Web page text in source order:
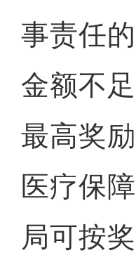
事责任
金额不
最高奖
医疗保
局可按